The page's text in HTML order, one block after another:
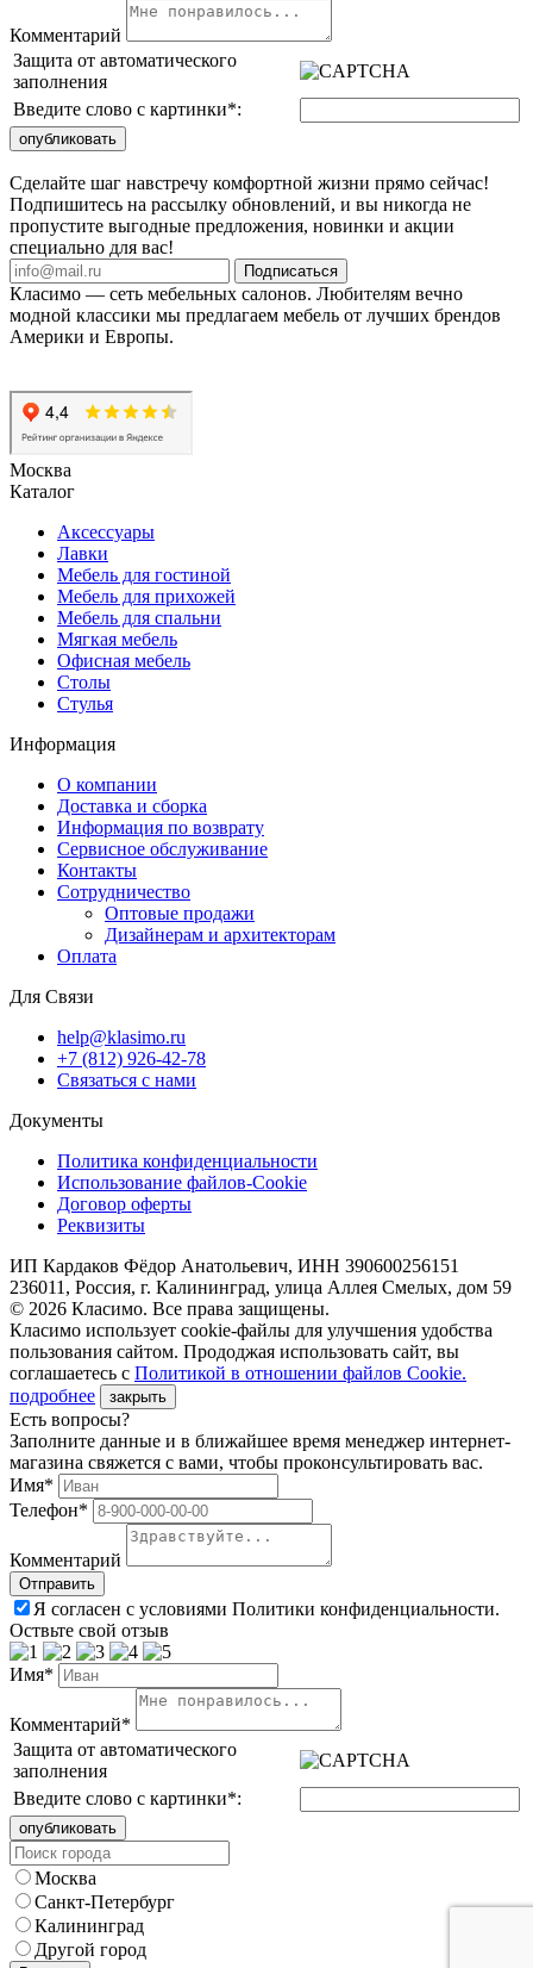
Комментарий
Защита от автоматического
заполнения
Введите слово с картинки*:
Сделайте шаг навстречу комфортной жизни прямо сейчас!
Подпишитесь на рассылку обновлений, и вы никогда не
пропустите выгодные предложения, новинки и акции
специально для вас!
Подписаться
Класимо — cеть мебельных салонов. Любителям вечно
модной классики мы предлагаем мебель от лучших брендов
Америки и Европы.
Москва
Каталог
Аксессуары
Лавки
Мебель для гостиной
Мебель для прихожей
Мебель для спальни
Мягкая мебель
Офисная мебель
Столы
Стулья
Информация
О компании
Доставка и сборка
Информация по возврату
Сервисное обслуживание
Контакты
Сотрудничество
Оптовые продажи
Дизайнерам и архитекторам
Оплата
Для Связи
help@klasimo.ru
+7 (812) 926-42-78
Связаться с нами
Документы
Политика конфиденциальности
Использование файлов-Cookie
Договор оферты
Реквизиты
ИП Кардаков Фёдор Анатольевич, ИНН 390600256151
236011, Россия, г. Калининград, улица Аллея Смелых, дом 59
© 2026 Класимо. Все права защищены.
Класимо использует cookie-файлы для улучшения удобства
пользования сайтом. Прододжая использовать сайт, вы
соглашаетесь с Политикой в отношении файлов Сookie.
подробнее
закрыть
Есть вопросы?
Заполните данные и в ближайшее время менеджер интернет-
магазина свяжется с вами, чтобы проконсультировать вас.
Имя*
Телефон*
Комментарий
Я согласен с условиями Политики конфиденциальности.
Оствьте свой отзыв
Имя*
Комментарий*
Защита от автоматического
заполнения
Введите слово с картинки*:
Москва
Санкт-Петербург
Калининград
Другой город